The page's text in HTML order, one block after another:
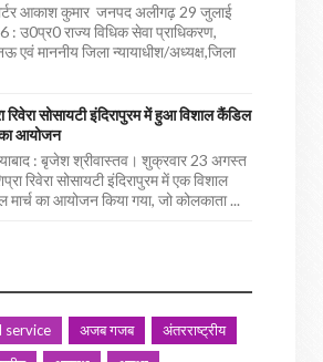
आकाश कुमार जनपद अलीगढ़ 29 जुलाई
: उ0प्र0 राज्य विधिक सेवा प्राधिकरण,
एवं माननीय जिला न्यायाधीश/अध्यक्ष,जिला
रिवेरा सोसायटी इंदिरापुरम में हुआ विशाल कैंडिल
का आयोजन
: बृजेश श्रीवास्तव। शुक्रवार 23 अगस्त
रिवेरा सोसायटी इंदिरापुरम में एक विशाल
मार्च का आयोजन किया गया, जो कोलकाता ...
service अजब गजब
अंतरराष्ट्रीय